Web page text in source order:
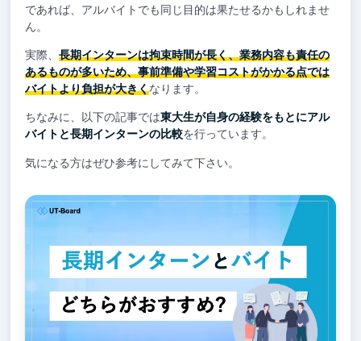
であれば、アルバイトでも同じ目的は果たせるかもしれませ
ん。
実際、 長期インターンは拘束時間が長く、業務内容も責任の
あるものが多いため、事前準備や学習コストがかかる点では
バイトより負担が大きくなります。
ちなみに、以下の記事では東大生が自身の経験をもとにアル
バイトと長期インターンの比較を行っています。
気になる方はぜひ参考にしてみて下さい。